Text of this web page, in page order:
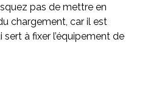
pas de mettre en
chargement, car il est
à fixer l’équipement de